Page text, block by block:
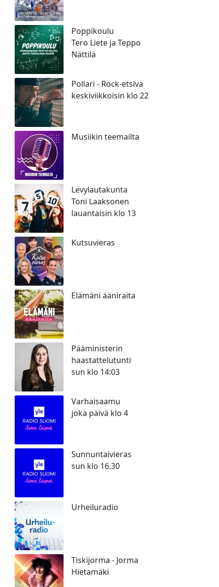
Poppikoulu
Tero Liete ja Teppo
Nättilä
Pollari - Rock-etsivä
keskiviikkoisin klo 22
Musiikin teemailta
Levylautakunta
Toni Laaksonen
lauantaisin klo 13
Kutsuvieras
Elämäni ääniraita
Pääministerin
haastattelutunti
sun klo 14:03
Varhaisaamu
joka päivä klo 4
Sunnuntaivieras
sun klo 16.30
Urheiluradio
Tiskijorma - Jorma
Hietamäki